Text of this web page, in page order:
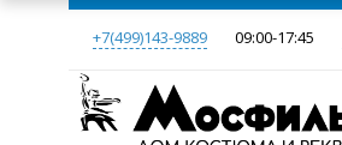
+7(499)143-9889 09:00-17:45